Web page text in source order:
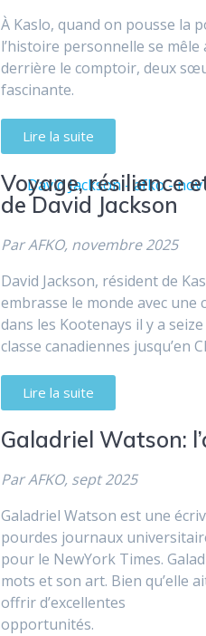
À Kaslo, quand on pousse la
l’histoire personnelle se mêle
derrière le comptoir, deux
fascinante.
Lire la suite
Voyage, résilience
de David Jackson
Par AFKO, novembre 2025
David Jackson, résident de
embrasse le monde avec
dans les Kootenays il y a
classe canadiennes jusqu’en
Lire la suite
Galadriel Watson:
Par AFKO, sept 2025
Galadriel Watson est une
pourdes journaux
pour le NewYork Times.
mots et son art. Bien qu’elle
offrir d’excellentes
opportunités.